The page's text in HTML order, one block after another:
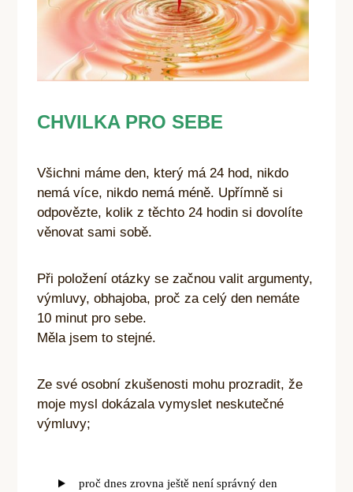
CHVILKA PRO SEBE
Všichni máme den, který má 24 hod, nikdo
nemá více, nikdo nemá méně. Upřímně si
odpovězte, kolik z těchto 24 hodin si dovolíte
věnovat sami sobě.
Při položení otázky se začnou valit argumenty,
výmluvy, obhajoba, proč za celý den nemáte
10 minut pro sebe.
Měla jsem to stejné.
Ze své osobní zkušenosti mohu prozradit, že
moje mysl dokázala vymyslet neskutečné
výmluvy;
proč dnes zrovna ještě není správný den